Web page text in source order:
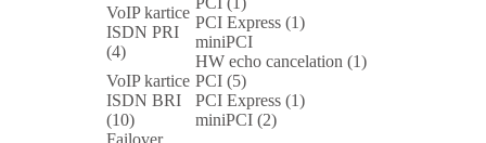
VoIP kartice
ISDN PRI
(4)
PCI Express (1)
miniPCI
HW echo cancelation (1)
VoIP kartice
ISDN BRI
(10)
PCI (5)
PCI Express (1)
miniPCI (2)